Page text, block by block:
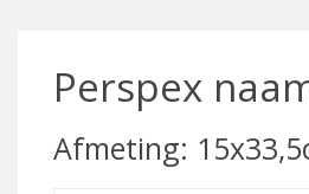
Perspex
Afmeting: